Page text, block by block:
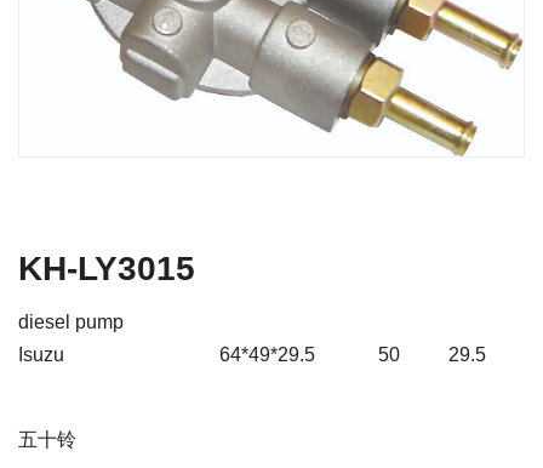
KH-LY3015
diesel pump
Isuzu
64*49*29.5 50 29.5
五十铃